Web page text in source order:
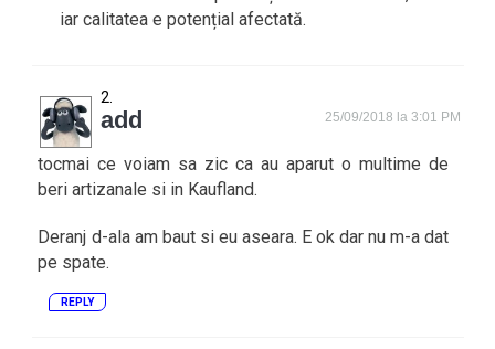
iar calitatea e potențial afectată.
add 25/09/2018 la 3:01 PM
tocmai ce voiam sa zic ca au aparut o multime de
beri artizanale si in Kaufland.
Deranj d-ala am baut si eu aseara. E ok dar nu m-a dat
pe spate.
REPLY